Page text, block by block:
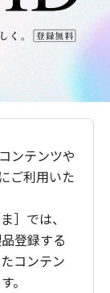
ンテンツや
ご利用いた
］では、
登録する
コンテン
。